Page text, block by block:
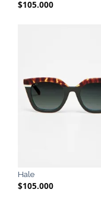
$105.000
Hale
$105.000